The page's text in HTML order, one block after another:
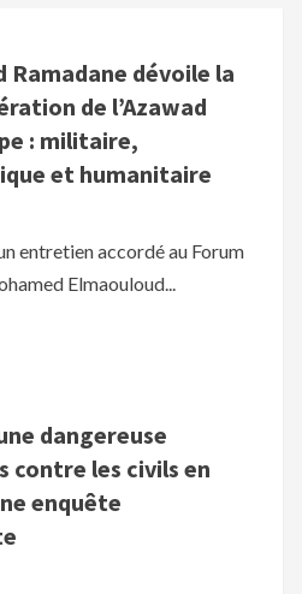
Ramadane dévoile la
de l’Azawad
: militaire,
et humanitaire
entretien accordé au Forum
Elmaouloud...
dangereuse
contre les civils en
enquête